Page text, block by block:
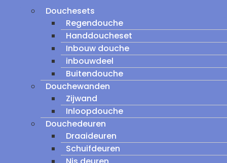
Douchesets
Regendouche
Handdoucheset
Inbouw douche
inbouwdeel
Buitendouche
Douchewanden
Zijwand
Inloopdouche
Douchedeuren
Draaideuren
Schuifdeuren